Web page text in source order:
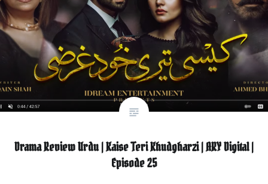
Drama Review Urdu | Kaise Teri Khudgharzi | ARY Digital |
Episode 25